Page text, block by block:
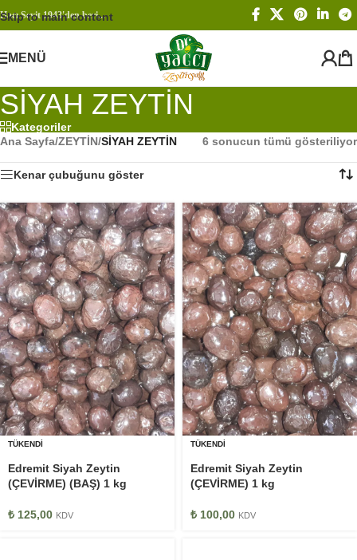
Skip to main content
Hacı Seyit 1943'den beri...
MENÜ
SİYAH ZEYTİN
Kategoriler
Ana Sayfa/ZEYTİN/SİYAH ZEYTİN 6 sonucun tümü gösteriliyor
Kenar çubuğunu göster
TÜKENDI
Edremit Siyah Zeytin
(ÇEVİRME) (BAŞ) 1 kg
₺ 125,00 KDV
TÜKENDI
Edremit Siyah Zeytin
(ÇEVİRME) 1 kg
₺ 100,00 KDV